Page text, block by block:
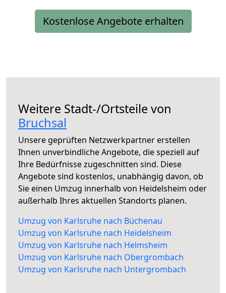
Kostenlose Angebote erhalten
Weitere Stadt-/Ortsteile von
Bruchsal
Unsere geprüften Netzwerkpartner erstellen
Ihnen unverbindliche Angebote, die speziell auf
Ihre Bedürfnisse zugeschnitten sind. Diese
Angebote sind kostenlos, unabhängig davon, ob
Sie einen Umzug innerhalb von Heidelsheim oder
außerhalb Ihres aktuellen Standorts planen.
Umzug von Karlsruhe nach Büchenau
Umzug von Karlsruhe nach Heidelsheim
Umzug von Karlsruhe nach Helmsheim
Umzug von Karlsruhe nach Obergrombach
Umzug von Karlsruhe nach Untergrombach